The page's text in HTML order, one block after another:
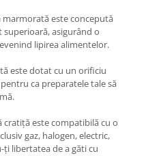
este concepută
asigurând o
lipirea alimentelor.
este dotat cu un orificiu
ca preparatele tale să
cratiță este compatibilă cu o
gaz, halogen, electric,
libertatea de a găti cu